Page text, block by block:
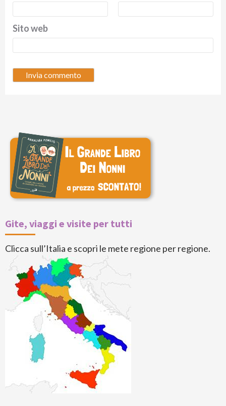
Sito web
Gite, viaggi e visite per tutti
Clicca sull’Italia e scopri le mete regione per regione.